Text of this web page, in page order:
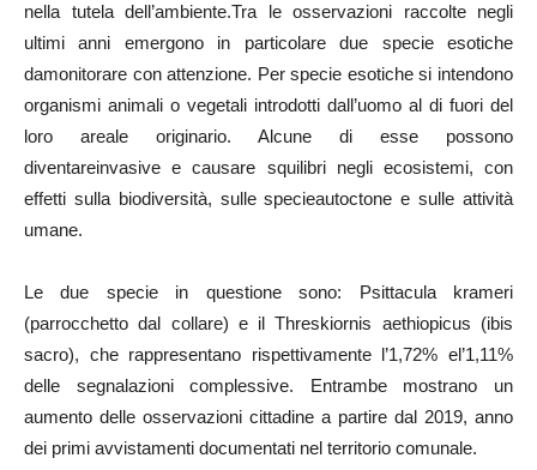
nella tutela dell’ambiente.Tra le osservazioni raccolte negli
ultimi anni emergono in particolare due specie esotiche
damonitorare con attenzione. Per specie esotiche si intendono
organismi animali o vegetali introdotti dall’uomo al di fuori del
loro areale originario. Alcune di esse possono
diventareinvasive e causare squilibri negli ecosistemi, con
effetti sulla biodiversità, sulle specieautoctone e sulle attività
umane.
Le due specie in questione sono: Psittacula krameri
(parrocchetto dal collare) e il Threskiornis aethiopicus (ibis
sacro), che rappresentano rispettivamente l’1,72% el’1,11%
delle segnalazioni complessive. Entrambe mostrano un
aumento delle osservazioni cittadine a partire dal 2019, anno
dei primi avvistamenti documentati nel territorio comunale.